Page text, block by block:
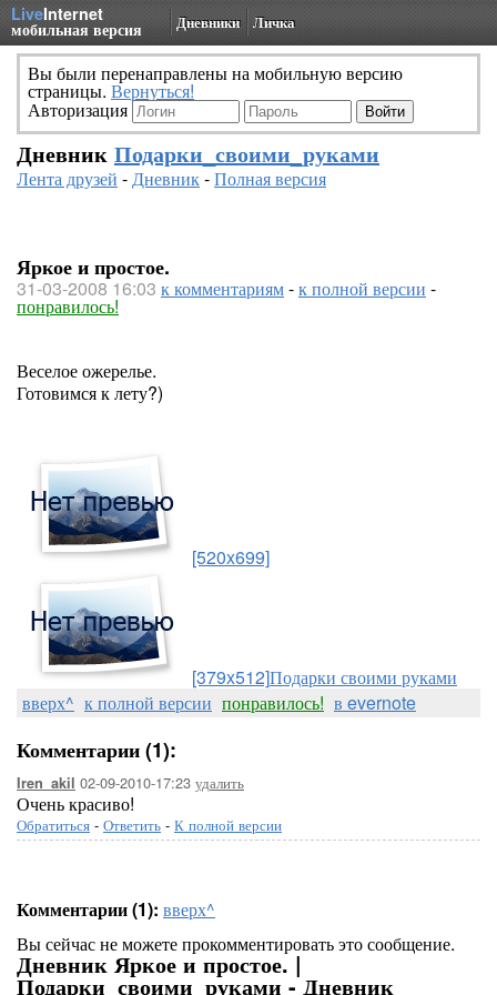
LiveInternet
мобильная версия Дневники Личка
Вы были перенаправлены на мобильную версию
страницы. Вернуться!
Авторизация
Дневник Подарки_своими_руками
Лента друзей -Дневник-Полная версия
Яркое и простое.
31-03-2008 16:03 к комментариям-к полной версии -
понравилось!
Веселое ожерелье.
Готовимся к лету?)
[520x699]
[379x512]Подарки своими руками
вверх^ к полной версии понравилось! в evernote
Комментарии (1):
Iren_akil 02-09-2010-17:23 удалить
Очень красиво!
Обратиться - Ответить - К полной версии
Комментарии (1): вверх^
Вы сейчас не можете прокомментировать это сообщение.
Дневник Яркое и простое. |
Подарки_своими_руками - Дневник